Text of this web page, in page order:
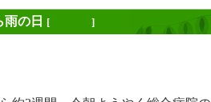
雨の日 [ ]